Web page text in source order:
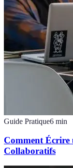
Guide Pratique6 min
Comment Écrire
Collaboratifs